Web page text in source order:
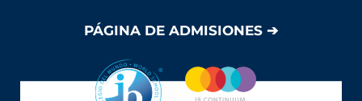
PÁGINA DE ADMISIONES ➔